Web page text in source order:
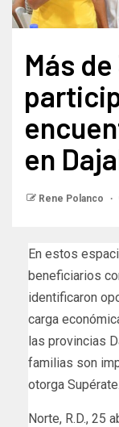
Más
en
Rene Polanco
En estos
beneficiarios
identificaron
carga
las provincias
familias son
otorga Supérate.
Norte, R.D., 25